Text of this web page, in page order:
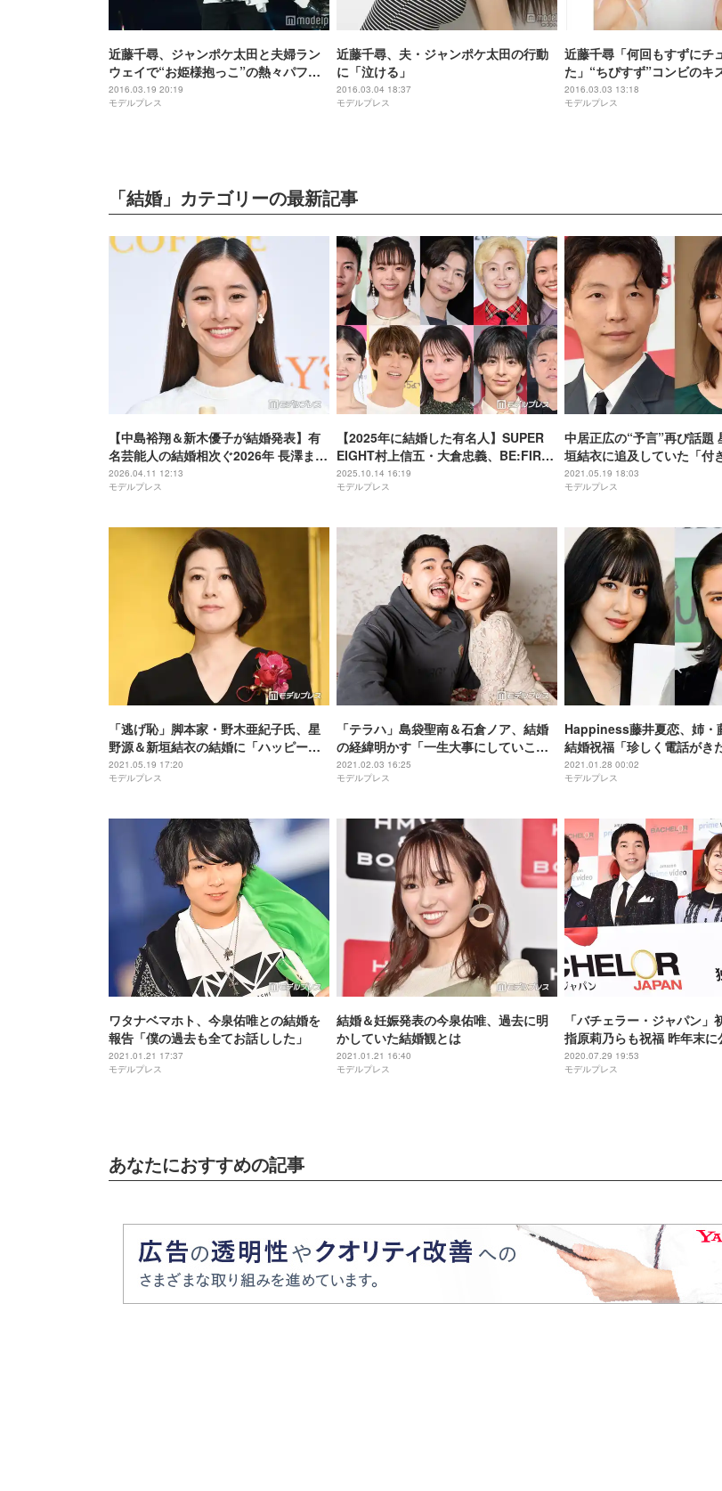
近藤千尋、ジャンポケ太田と夫婦ラン
ウェイで“お姫様抱っこ”の熱々パフォ
ーマンス＜TGC2016 S／S＞
2016.03.19 20:19
モデルプレス
近藤千尋、夫・ジャンポケ太田の行動
に「泣ける」
2016.03.04 18:37
モデルプレス
近藤千尋「何回もすずにチ
た」“ちぴすず”コンビのキ
2016.03.03 13:18
モデルプレス
「結婚」カテゴリーの最新記事
【中島裕翔＆新木優子が結婚発表】有
名芸能人の結婚相次ぐ2026年 長澤まさ
み・神尾楓珠＆平手友梨奈・浅野啓介
＆満島ひかりほか
2026.04.11 12:13
モデルプレス
【2025年に結婚した有名人】SUPER
EIGHT村上信五・大倉忠義、BE:FIRST
RYOKI＆趣里、二階堂ふみ＆カズレー
ザーら＜随時更新＞
2025.10.14 16:19
モデルプレス
中居正広の“予言”再び話題
垣結衣に追及していた「付
いよね！？」
2021.05.19 18:03
モデルプレス
「逃げ恥」脚本家・野木亜紀子氏、星
野源＆新垣結衣の結婚に「ハッピー最
高！！」
2021.05.19 17:20
モデルプレス
「テラハ」島袋聖南＆石倉ノア、結婚
の経緯明かす「一生大事にしていこ
う」
2021.02.03 16:25
モデルプレス
Happiness藤井夏恋、姉・
結婚祝福「珍しく電話がき
ら…」
2021.01.28 00:02
モデルプレス
ワタナベマホト、今泉佑唯との結婚を
報告「僕の過去も全てお話しした」
2021.01.21 17:37
モデルプレス
結婚＆妊娠発表の今泉佑唯、過去に明
かしていた結婚観とは
2021.01.21 16:40
モデルプレス
「バチェラー・ジャパン」
指原莉乃らも祝福 昨年末に
ーズ
2020.07.29 19:53
モデルプレス
あなたにおすすめの記事